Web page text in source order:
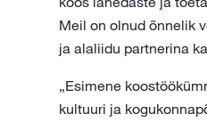
Meil on olnud õnnelik
ja alaliidu partnerina
„Esimene
kultuuri ja